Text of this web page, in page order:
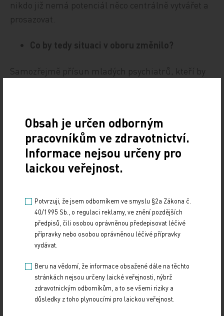
nikdo již nemá potenciál něco centrálně vytvářet a
prosazovat.
Co by tedy situaci v oboru změnilo?
Samozřejmě přísun mladých psychiatrů, kteří by
zajištěno celé spektrum odborníků od lékařů až po
sociální a terénní pracovníky. U dospělé
psychiatrie jsou většinou tato centra navázána na
psychiatrické nemocnice, kdy se personál střídá
dětské psychiatrie ale není v současné době
kapacita na to, aby se při některé dětské
psychiatrické nemocnici centrum začalo vytvářet.
Lze odhadnout, kolik procent dětské
populace trpí psychickými problémy do té
míry, že musí vyhledat lékařskou pomoc?
Podle jednotlivých diagnóz je zřejmé, že počet
Obsah je určen odborným
pracovníkům ve zdravotnictví.
Informace nejsou určeny pro
laickou veřejnost.
Potvrzuji, že jsem odborníkem ve smyslu §2a Zákona č.
40/1995 Sb., o regulaci reklamy, ve znění pozdějších
předpisů, čili osobou oprávněnou předepisovat léčivé
přípravky nebo osobou oprávněnou léčivé přípravky
vydávat.
Beru na vědomí, že informace obsažené dále na těchto
stránkách nejsou určeny laické veřejnosti, nýbrž
zdravotnickým odborníkům, a to se všemi riziky a
důsledky z toho plynoucími pro laickou veřejnost.